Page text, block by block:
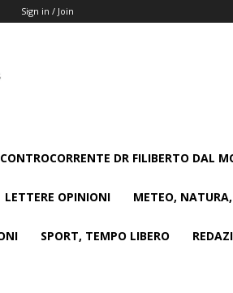
Sign in / Join
CONTROCORRENTE DR FILIBERTO DAL
LETTERE OPINIONI METEO,
SPORT, TEMPO LIBERO